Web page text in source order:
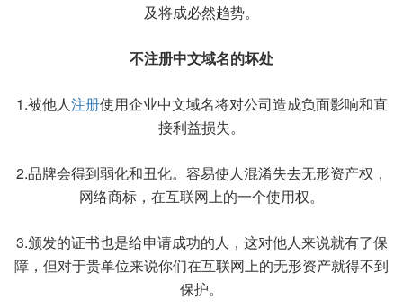
及将成必然趋势。
不注册中文域名的坏处
1.被他人注册使用企业中文域名将对公司造成负面影响和直
接利益损失。
2.品牌会得到弱化和丑化。容易使人混淆失去无形资产权，
网络商标，在互联网上的一个使用权。
3.颁发的证书也是给申请成功的人，这对他人来说就有了保
障，但对于贵单位来说你们在互联网上的无形资产就得不到
保护。